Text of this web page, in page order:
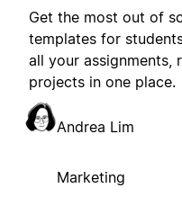
Get the most out of
templates for
all your assignments,
projects in one place.
Andrea Lim
Marketing